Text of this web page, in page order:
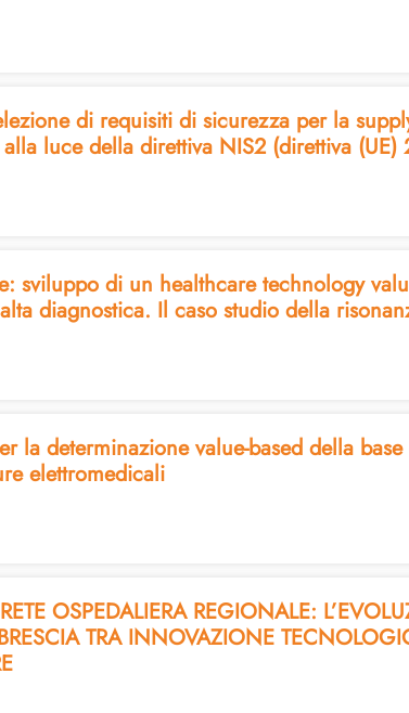
di requisiti di sicurezza per la
luce della direttiva NIS2 (direttiva
sviluppo di un healthcare technology
diagnostica. Il caso studio della
la determinazione value-based della
elettromedicali
OSPEDALIERA REGIONALE:
TRA INNOVAZIONE